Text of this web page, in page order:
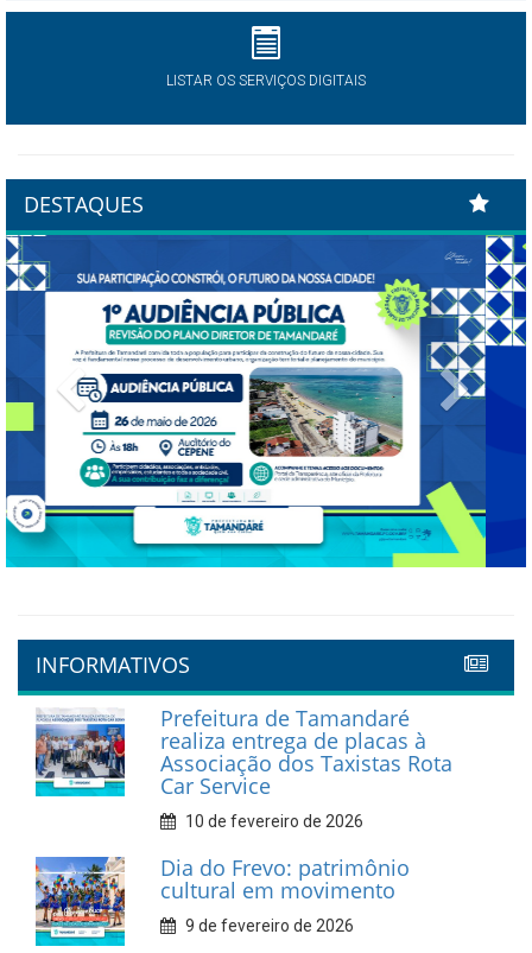
LISTAR OS SERVIÇOS DIGITAIS
DESTAQUES
Previous Next